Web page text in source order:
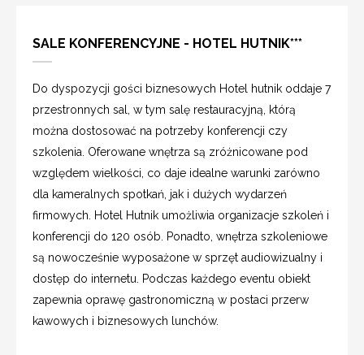
SALE KONFERENCYJNE - HOTEL HUTNIK***
Do dyspozycji gości biznesowych Hotel hutnik oddaje 7
przestronnych sal, w tym salę restauracyjną, którą
można dostosować na potrzeby konferencji czy
szkolenia. Oferowane wnętrza są zróżnicowane pod
względem wielkości, co daje idealne warunki zarówno
dla kameralnych spotkań, jak i dużych wydarzeń
firmowych. Hotel Hutnik umożliwia organizacje szkoleń i
konferencji do 120 osób. Ponadto, wnętrza szkoleniowe
są nowocześnie wyposażone w sprzęt audiowizualny i
dostęp do internetu. Podczas każdego eventu obiekt
zapewnia oprawę gastronomiczną w postaci przerw
kawowych i biznesowych lunchów.